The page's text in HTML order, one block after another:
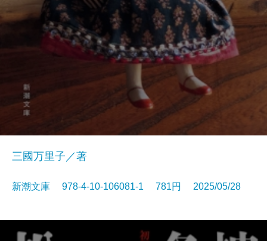
三國万里子／著
新潮文庫 978-4-10-106081-1 781円 2025/05/28